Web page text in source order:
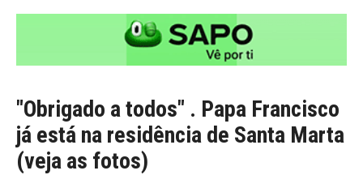
"Obrigado a todos" . Papa Francisco
já está na residência de Santa Marta
(veja as fotos)